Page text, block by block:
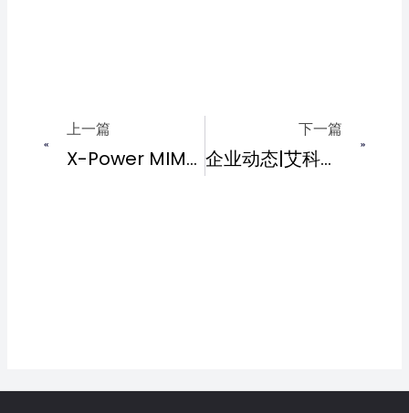
上一篇
X-Power MIMS 量具管理系统：助力生产制造业高效运转
下一篇
企业动态|艾科斯幂与青商会共同举办“数智领航·青力而为”青年企业家交流活动